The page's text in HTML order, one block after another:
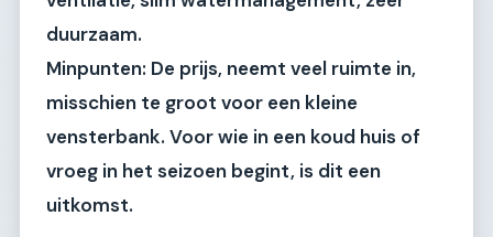
duurzaam.
Minpunten: De prijs, neemt veel ruimte in,
misschien te groot voor een kleine
vensterbank. Voor wie in een koud huis of
vroeg in het seizoen begint, is dit een
uitkomst.